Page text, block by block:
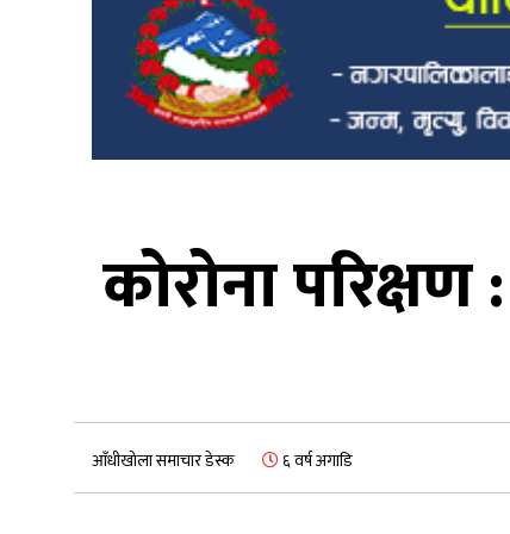
कोरोना
आँधीखोला समाचार डेस्क ६ वर्ष अगाडि